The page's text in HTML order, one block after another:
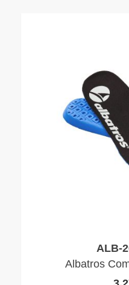
ALB-
Albatros